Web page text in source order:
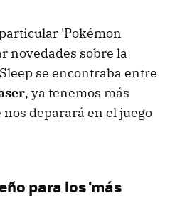
'Pokémon
novedades sobre la
se encontraba entre
, ya tenemos más
deparará en el juego
para los 'más